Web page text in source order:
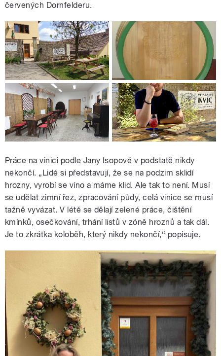
červených Dornfelderu.
Práce na vinici podle Jany Isopové v podstatě nikdy
nekončí. „Lidé si představují, že se na podzim sklidí
hrozny, vyrobí se víno a máme klid. Ale tak to není. Musí
se udělat zimní řez, zpracování půdy, celá vinice se musí
tažně vyvázat. V létě se dělají zelené práce, čištění
kmínků, osečkování, trhání listů v zóně hroznů a tak dál.
Je to zkrátka koloběh, který nikdy nekončí,“ popisuje.